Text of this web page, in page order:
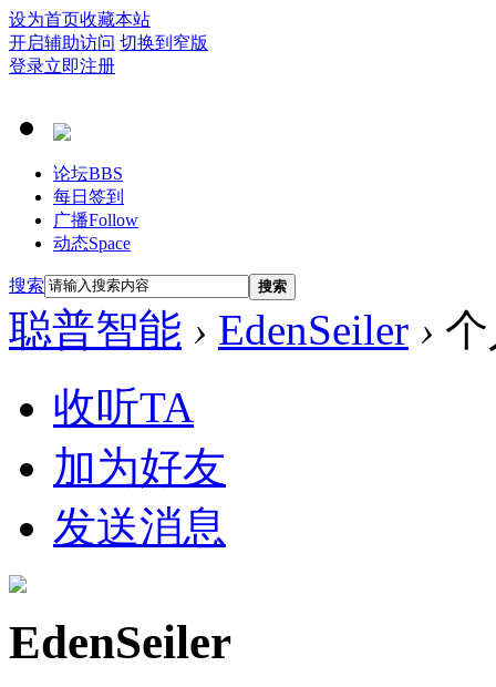
设为首页收藏本站
开启辅助访问 切换到窄版
登录立即注册
论坛BBS
每日签到
广播Follow
动态Space
搜索 搜索
聪普智能 › EdenSeiler ›
收听TA
加为好友
发送消息
EdenSeiler